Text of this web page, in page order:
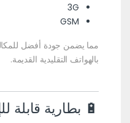
3G
GSM
مما يضمن جودة أفضل
بالهواتف التقليدية القديمة.
🔋 بطارية قابلة